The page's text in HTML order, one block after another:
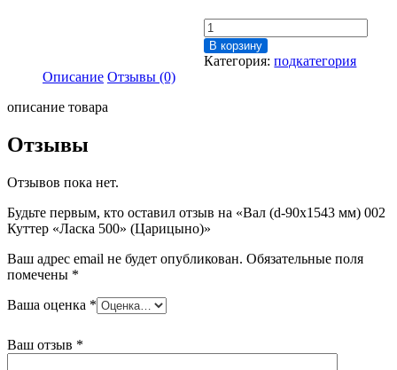
Количество
товара
Вал
В корзину
Категория:подкатегория
Описание Отзывы (0)
описание товара
Отзывы
Отзывов пока нет.
Будьте первым, кто оставил отзыв на «Вал (d-90х1543 мм) 002
Куттер «Ласка 500» (Царицыно)»
Ваш адрес email не будет опубликован. Обязательные поля
помечены *
Ваша оценка *
Ваш отзыв *